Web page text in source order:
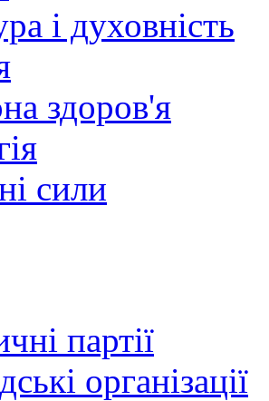
і духовність
здоров'я
сили
партії
організації